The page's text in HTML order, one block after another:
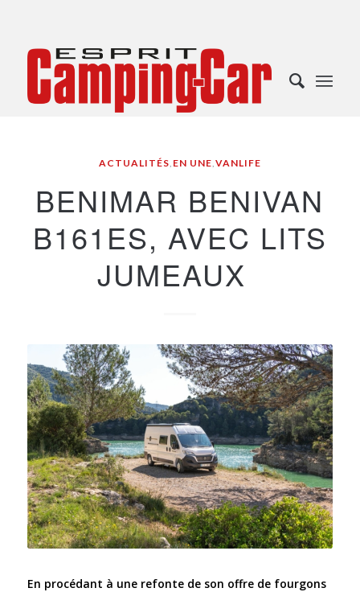
ACTUALITÉS, EN UNE,VANLIFE
BENIMAR BENIVAN
B161ES, AVEC LITS
JUMEAUX
En procédant à une refonte de son offre de fourgons